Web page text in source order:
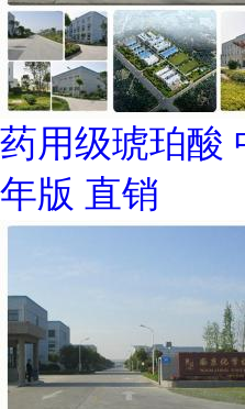
药用级琥珀酸
年版 直销